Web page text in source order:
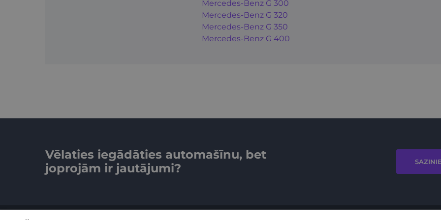
Mercedes-Benz G 300
Mercedes-Benz G 320
Mercedes-Benz G 350
Mercedes-Benz G 400
Vēlaties iegādāties automašīnu, bet
joprojām ir jautājumi?